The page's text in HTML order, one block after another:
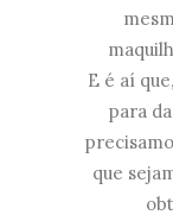
E é aí
para
que